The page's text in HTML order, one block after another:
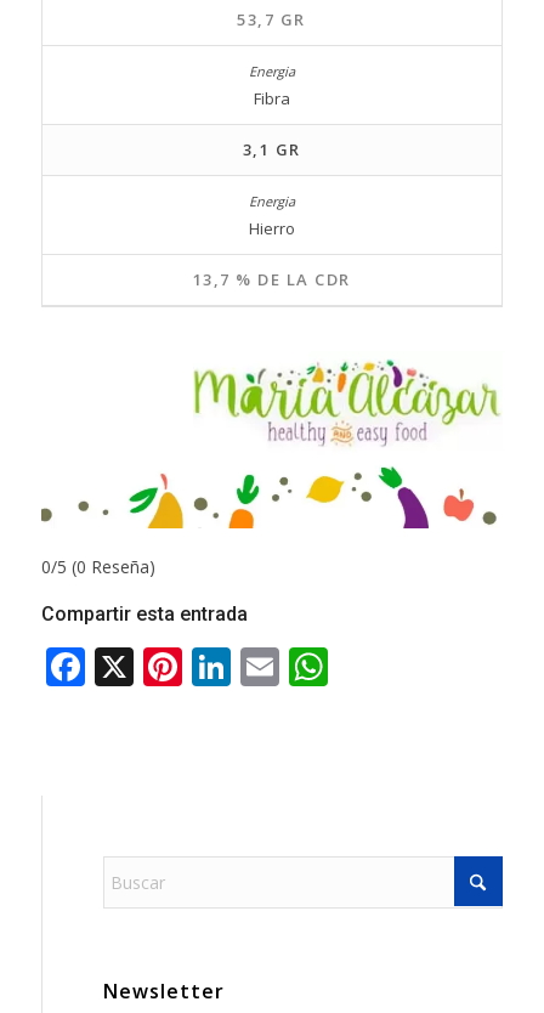
53,7 GR
Fibra
3,1 GR
Hierro
13,7 % DE LA CDR
0/5 (0 Reseña)
Compartir esta entrada
Newsletter